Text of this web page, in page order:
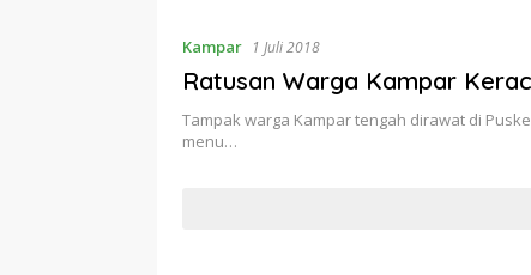
Kampar 1 Juli 2018
Ratusan Warga Kampar
Tampak warga Kampar tengah dirawat di
menu…